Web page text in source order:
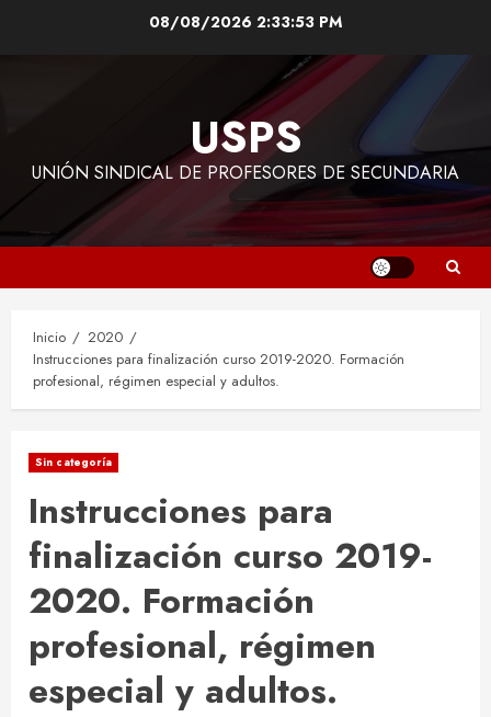
08/08/2026 2:33:54 PM
USPS
UNIÓN SINDICAL DE PROFESORES DE SECUNDARIA
Inicio
2020
Instrucciones para finalización curso 2019-2020. Formación
profesional, régimen especial y adultos.
Sin categoría
Instrucciones para
finalización curso 2019-
2020. Formación
profesional, régimen
especial y adultos.